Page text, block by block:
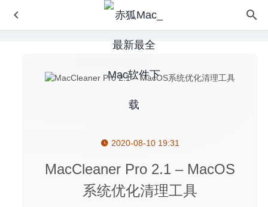
2020-08-10 19:31
MacCleaner Pro 2.1 – MacOS
系统优化清理工具
BusyCal 3.10.4 中文版-优秀的任务日历软件
Luminar 4.3.0 (7031) 中文版-强大易用的图像处理软件
Cisdem Video Converter 6.2.0 – 优秀的视频格式转换工具